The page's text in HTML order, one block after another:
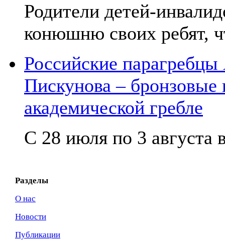
Родители детей-
конюшню своих ребят,
Российские
Пискунова –
академической гребле
С 28 июля по 3 августа
Разделы
О нас
Новости
Публикации